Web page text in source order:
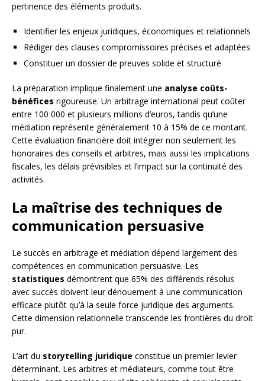
pertinence des éléments produits.
Identifier les enjeux juridiques, économiques et relationnels
Rédiger des clauses compromissoires précises et adaptées
Constituer un dossier de preuves solide et structuré
La préparation implique finalement une analyse coûts-
bénéfices rigoureuse. Un arbitrage international peut coûter
entre 100 000 et plusieurs millions d’euros, tandis qu’une
médiation représente généralement 10 à 15% de ce montant.
Cette évaluation financière doit intégrer non seulement les
honoraires des conseils et arbitres, mais aussi les implications
fiscales, les délais prévisibles et l’impact sur la continuité des
activités.
La maîtrise des techniques de
communication persuasive
Le succès en arbitrage et médiation dépend largement des
compétences en communication persuasive. Les
statistiques démontrent que 65% des différends résolus
avec succès doivent leur dénouement à une communication
efficace plutôt qu’à la seule force juridique des arguments.
Cette dimension relationnelle transcende les frontières du droit
pur.
L’art du storytelling juridique constitue un premier levier
déterminant. Les arbitres et médiateurs, comme tout être